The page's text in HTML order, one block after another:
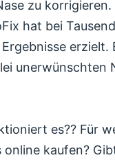
zu korrigieren.
hat bei
unerwünschten
es?? Für
online kaufen?